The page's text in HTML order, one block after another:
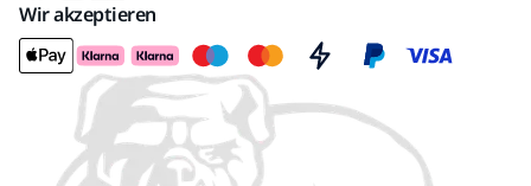
Wir akzeptieren